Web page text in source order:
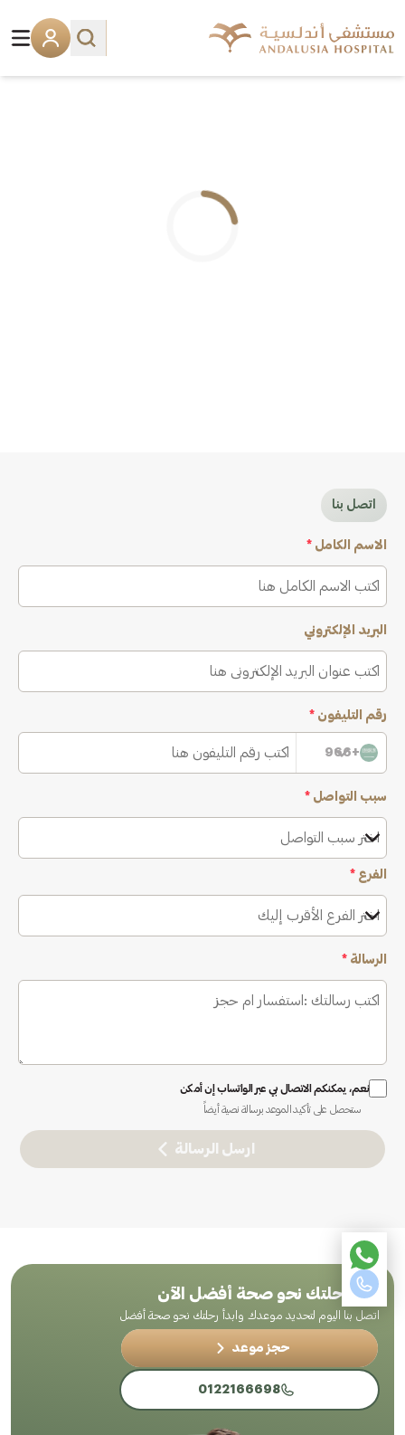
اتصل بنا
الاسم الكامل *
البريد الإلكتروني
رقم التليفون *
+966
سبب التواصل *
اختر سبب التواصل
الفرع *
اختر الفرع الأقرب إليك
الرسالة *
نعم، يمكنكم الاتصال بي عبر الواتساب إن أمكن
ستحصل على تأكيد الموعد برسالة نصية أيضاً
ارسل الرسالة
ابدأ رحلتك نحو صحة أفضل الآن
اتصل بنا اليوم لتحديد موعدك وابدأ رحلتك نحو صحة أفضل
حجز موعد
0122166698